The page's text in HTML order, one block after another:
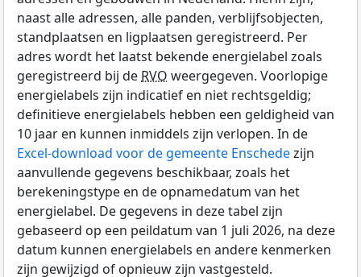
naast alle adressen, alle panden, verblijfsobjecten,
standplaatsen en ligplaatsen geregistreerd. Per
adres wordt het laatst bekende energielabel zoals
geregistreerd bij de RVO weergegeven. Voorlopige
energielabels zijn indicatief en niet rechtsgeldig;
definitieve energielabels hebben een geldigheid van
10 jaar en kunnen inmiddels zijn verlopen. In de
Excel-download voor de gemeente Enschedezijn
aanvullende gegevens beschikbaar, zoals het
berekeningstype en de opnamedatum van het
energielabel. De gegevens in deze tabel zijn
gebaseerd op een peildatum van 1 juli 2026, na deze
datum kunnen energielabels en andere kenmerken
zijn gewijzigd of opnieuw zijn vastgesteld.